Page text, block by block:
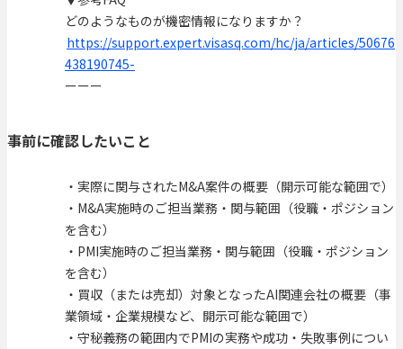
どのようなものが機密情報になりますか？
https://support.expert.visasq.com/hc/ja/articles/50676
438190745-
ーーー
事前に確認したいこと
・実際に関与されたM&A案件の概要（開示可能な範囲で）
・M&A実施時のご担当業務・関与範囲（役職・ポジション
を含む）
・PMI実施時のご担当業務・関与範囲（役職・ポジション
を含む）
・買収（または売却）対象となったAI関連会社の概要（事
業領域・企業規模など、開示可能な範囲で）
・守秘義務の範囲内でPMIの実務や成功・失敗事例につい